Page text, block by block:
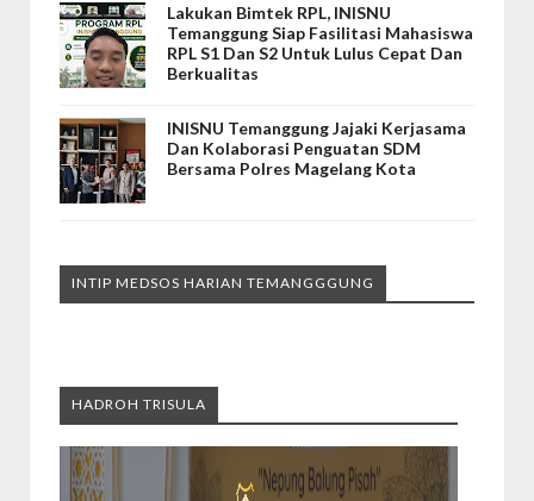
Lakukan Bimtek RPL, INISNU
Temanggung Siap Fasilitasi Mahasiswa
RPL S1 Dan S2 Untuk Lulus Cepat Dan
Berkualitas
INISNU Temanggung Jajaki Kerjasama
Dan Kolaborasi Penguatan SDM
Bersama Polres Magelang Kota
INTIP MEDSOS HARIAN TEMANGGGUNG
HADROH TRISULA